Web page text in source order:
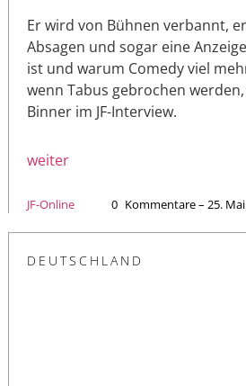
Er wird von Bühnen verbannt,
Absagen und sogar eine
ist und warum Comedy viel
wenn Tabus gebrochen
Binner im JF-Interview.
weiter
JF-Online 0 Kommentare – 25.
DEUTSCHLAND